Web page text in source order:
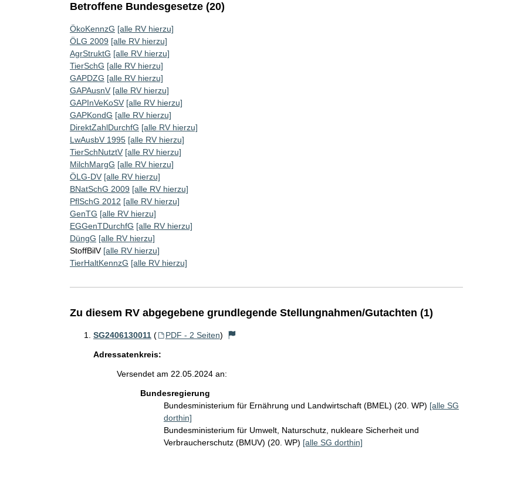
Betroffene Bundesgesetze (20)
ÖkoKennzG [alle RV hierzu]
ÖLG 2009 [alle RV hierzu]
AgrStruktG [alle RV hierzu]
TierSchG [alle RV hierzu]
GAPDZG [alle RV hierzu]
GAPAusnV [alle RV hierzu]
GAPInVeKoSV [alle RV hierzu]
GAPKondG [alle RV hierzu]
DirektZahlDurchfG [alle RV hierzu]
LwAusbV 1995 [alle RV hierzu]
TierSchNutztV [alle RV hierzu]
MilchMargG [alle RV hierzu]
ÖLG-DV [alle RV hierzu]
BNatSchG 2009 [alle RV hierzu]
PflSchG 2012 [alle RV hierzu]
GenTG [alle RV hierzu]
EGGenTDurchfG [alle RV hierzu]
DüngG [alle RV hierzu]
StoffBilV [alle RV hierzu]
TierHaltKennzG [alle RV hierzu]
Zu diesem RV abgegebene grundlegende Stellungnahmen/Gutachten (1)
SG2406130011 ( PDF - 2 Seiten)
Adressatenkreis:
Versendet am 22.05.2024 an:
Bundesregierung
Bundesministerium für Ernährung und Landwirtschaft (BMEL) (20. WP) [alle SG
dorthin]
Bundesministerium für Umwelt, Naturschutz, nukleare Sicherheit und
Verbraucherschutz (BMUV) (20. WP) [alle SG dorthin]